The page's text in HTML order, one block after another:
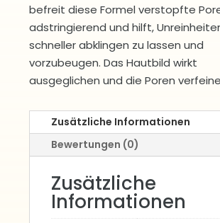
befreit diese Formel verstopfte
adstringierend und hilft,
schneller abklingen zu lassen und
vorzubeugen. Das Hautbild wirkt
ausgeglichen und die Poren
Zusätzliche Informationen
Bewertungen (0)
Zusätzliche
Informationen